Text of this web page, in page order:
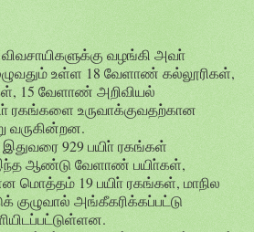
வழங்கி அவா்
உள்ள 18 வேளாண் கல்லூரிகள்,
15 வேளாண் அறிவியல்
ரகங்களை உருவாக்குவதற்கான
வருகின்றன.
929 பயிா் ரகங்கள்
ஆண்டு வேளாண் பயிா்கள்,
மொத்தம் 19 பயிா் ரகங்கள், மாநில
குழுவால் அங்கீகரிக்கப்பட்டு